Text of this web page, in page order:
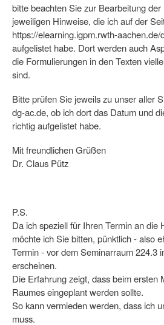
bitte beachten Sie zur Bearbeitung
jeweiligen Hinweise, die ich auf der
https://elearning.igpm.rwth-
aufgelistet habe. Dort werden auch
die Formulierungen in den Texten
sind.
Bitte prüfen Sie jeweils zu unser aller
dg-ac.de, ob ich dort das Datum und
richtig aufgelistet habe.
Mit freundlichen Grüßen
Dr. Claus Pütz
P.S.
Da ich speziell für Ihren Termin an die
möchte ich Sie bitten, pünktlich - also
Termin - vor dem Seminarraum 224.3
erscheinen.
Die Erfahrung zeigt, dass beim ersten
Raumes eingeplant werden sollte.
So kann vermieden werden, dass ich
muss.